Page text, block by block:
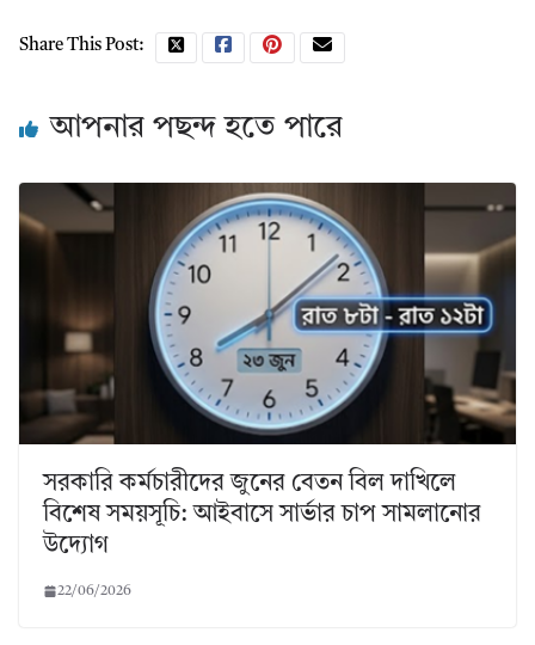
Share This Post:
আপনার পছন্দ হতে পারে
সরকারি কর্মচারীদের জুনের বেতন বিল দাখিলে
বিশেষ সময়সূচি: আইবাসে সার্ভার চাপ সামলানোর
উদ্যোগ
22/06/2026